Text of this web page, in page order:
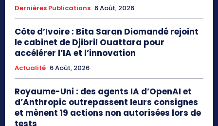
Dernières Publications 6 Août, 2026
Côte d’Ivoire : Bita Saran Diomandé rejoint
le cabinet de Djibril Ouattara pour
accélérer l’IA et l’innovation
Actualité 6 Août, 2026
Royaume-Uni : des agents IA d’OpenAI et
d’Anthropic outrepassent leurs consignes
et mènent 19 actions non autorisées lors de